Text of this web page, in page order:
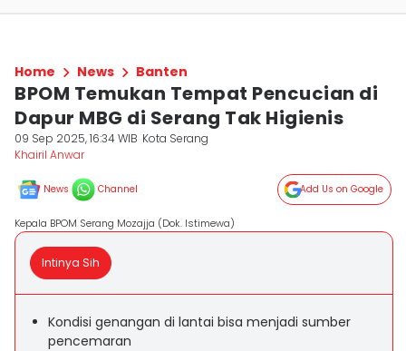
Home News Banten
BPOM Temukan Tempat Pencucian di
Dapur MBG di Serang Tak Higienis
09 Sep 2025, 16:34 WIB Kota Serang
Khairil Anwar
News Channel Add Us on Google
Kepala BPOM Serang Mozajja (Dok. Istimewa)
Intinya Sih
Kondisi genangan di lantai bisa menjadi sumber
pencemaran